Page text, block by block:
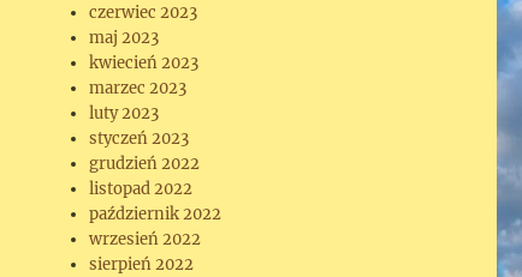
czerwiec 2023
maj 2023
kwiecień 2023
marzec 2023
luty 2023
styczeń 2023
grudzień 2022
listopad 2022
październik 2022
wrzesień 2022
sierpień 2022